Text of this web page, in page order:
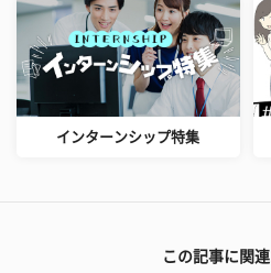
インターンシップ特集
この記事に関